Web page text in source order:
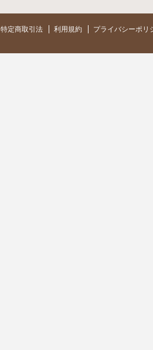
特定商取引法 利用規約 プライバシーポリ